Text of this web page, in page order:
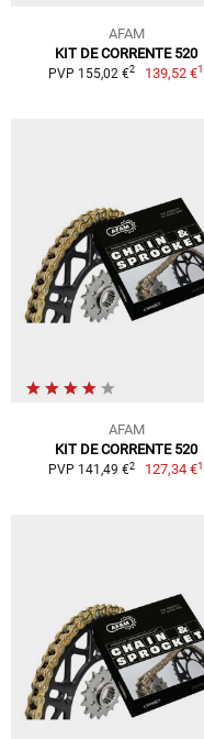
AFAM
KIT DE CORRENTE 520
PVP 155,02 €2 139,52 €1
AFAM
KIT DE CORRENTE 520
PVP 141,49 €2 127,34 €1